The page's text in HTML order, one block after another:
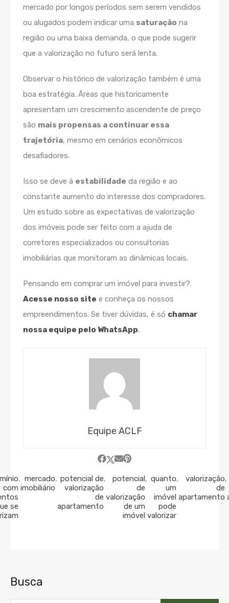
mercado por longos períodos sem serem vendidos
ou alugados podem indicar uma saturação na
região ou uma baixa demanda, o que pode sugerir
que a valorização no futuro será lenta.
Observar o histórico de valorização também é uma
boa estratégia. Áreas que historicamente
apresentam um crescimento ascendente de preço
são mais propensas a continuar essa
trajetória, mesmo em cenários econômicos
desafiadores.
Isso se deve à estabilidade da região e ao
constante aumento do interesse dos compradores.
Um estudo sobre as expectativas de valorização
dos imóveis pode ser feito com a ajuda de
corretores especializados ou consultorias
imobiliárias que monitoram as dinâmicas locais.
Pensando em comprar um imóvel para investir?
Acesse nosso site e conheça os nossos
empreendimentos. Se tiver dúvidas, é só chamar
nossa equipe pelo WhatsApp.
Equipe ACLF
com
se
, mercado
imobiliário
, potencial de
valorização
de
apartamento
,
potencial
de
valorização
de um
imóvel
, quanto
um
imóvel
pode
valorizar
,
valorização
de
apartamento
,
Busca